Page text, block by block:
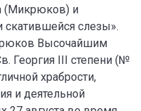
(Микрюков) и
скатившейся слезы».
Высочайшим
Георгия III степени (№
храбрости,
и деятельной